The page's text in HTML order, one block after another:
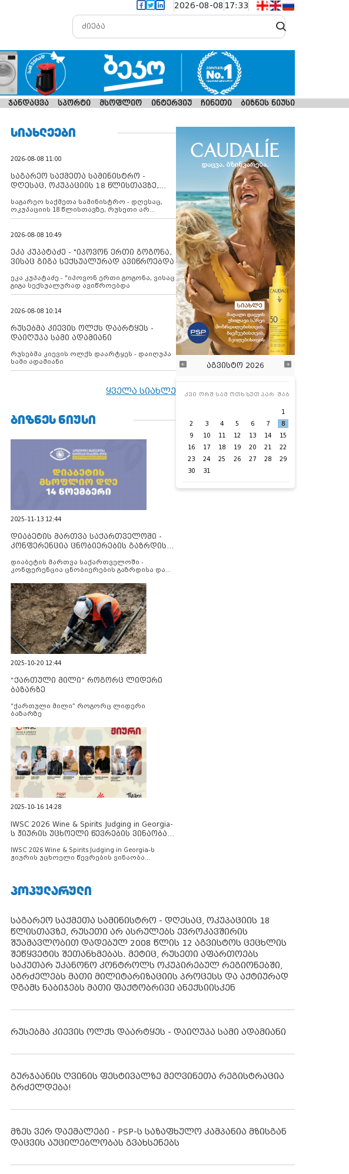
2026-08-08 17:33
ჯანდაცვა სპორტი მსოფლიო ინტერვიუ ჩინეთი ბიზნეს ნიუსი
ᲡᲘᲐᲮᲚᲔᲔᲑᲘ
2026-08-08 11:00
საგარეო საქმეთა სამინისტრო -
დღესაც, ოკუპაციის 18 წლისთავზე,
შუამავლ
საგარეო საქმეთა სამინისტრო - დღესაც,
ოკუპაციის 18 წლისთავზე, რუსეთი არ
ასრულებს ევროკავშირის შუამავლობით
შეწყვეტის შეთანხმებას. მეტიც, რუსეთი
ოკუპირებულ რეგიონებში, აგრძელებს მათი
მილიტარიზაციის პროცესს და აქტიურად
დგამს ნაბიჯებს მათი ფაქტობრივი
2026-08-08 10:49
ეკა კუპატაძე - "იპოვონ ერთი გოგონა,
ვისაც გიგა სექსუალურად ავიწროებდა
ეკა კუპატაძე - "იპოვონ ერთი გოგონა, ვისაც
გიგა სექსუალურად ავიწროებდა
2026-08-08 10:14
რუსებმა კიევის ოლქს დაარტყეს -
დაიღუპა სამი ადამიანი
რუსებმა კიევის ოლქს დაარტყეს - დაიღუპა
სამი ადამიანი
ყველა სიახლე
ᲑᲘᲖᲜᲔᲡ ᲜᲘᲣᲡᲘ
2025-11-13 12:44
დიაბეტის მართვა საქართველოში -
კონფერენცია ცნობიერების გაზრდისა
დიაბეტის მართვა საქართველოში -
კონფერენცია ცნობიერების გაზრდისა და
2025-10-20 12:44
“ქართული მილი” როგორც ლიდერი
ბაზარზე
“ქართული მილი” როგორც ლიდერი
ბაზარზე
2025-10-16 14:28
IWSC 2026 Wine & Spirits Judging in Georgia-
ს ჟიურის უცხოელი წევრების ვინაობა
IWSC 2026 Wine & Spirits Judging in Georgia-ს
ჟიურის უცხოელი წევრების ვინაობა
აგვისტო 2026
კვი ორშ სამ ოთხ ხუთ პარ შაბ
1
2
3 4 5 6 7
8
9
10 11 12 13 14
15
16
17 18 19 20 21
22
23
24 25 26 27 28
29
30
31
ᲞᲝᲞᲣᲚᲐᲠᲣᲚᲘ
საგარეო საქმეთა სამინისტრო - დღესაც, ოკუპაციის 18
წლისთავზე, რუსეთი არ ასრულებს ევროკავშირის
შუამავლობით დადებულ 2008 წლის 12 აგვისტოს ცეცხლის
შეწყვეტის შეთანხმებას. მეტიც, რუსეთი აფართოებს
საკუთარ უკანონო კონტროლს ოკუპირებულ რეგიონებში,
აგრძელებს მათი მილიტარიზაციის პროცესს და აქტიურად
დგამს ნაბიჯებს მათი ფაქტობრივი ანექსიისკენ
რუსებმა კიევის ოლქს დაარტყეს - დაიღუპა სამი ადამიანი
გურჯაანის ღვინის ფესტივალზე მეღვინეთა რეგისტრაცია
გრძელდება!
მზეს ვერ დაემალები - PSP-ს საზაფხულო კამპანია მზისგან
დაცვის აუცილებლობას გვახსენებს